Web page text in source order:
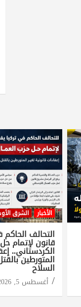
الأخبار الشرق
التحالف
قانون لإتمام
الكردستاني..
المتورطين
السلاح
أغسطس 5, 2026